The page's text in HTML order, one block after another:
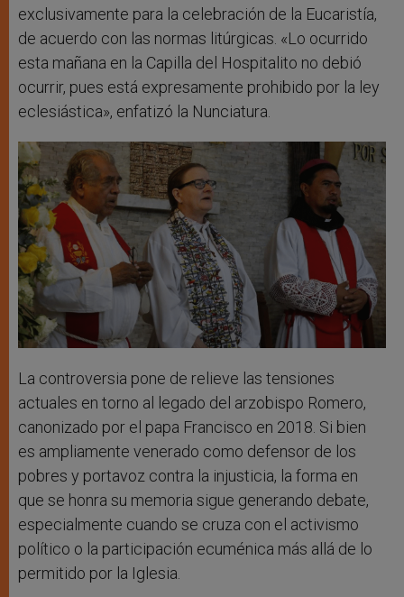
exclusivamente para la celebración de la Eucaristía,
de acuerdo con las normas litúrgicas. «Lo ocurrido
esta mañana en la Capilla del Hospitalito no debió
ocurrir, pues está expresamente prohibido por la ley
eclesiástica», enfatizó la Nunciatura.
La controversia pone de relieve las tensiones
actuales en torno al legado del arzobispo Romero,
canonizado por el papa Francisco en 2018. Si bien
es ampliamente venerado como defensor de los
pobres y portavoz contra la injusticia, la forma en
que se honra su memoria sigue generando debate,
especialmente cuando se cruza con el activismo
político o la participación ecuménica más allá de lo
permitido por la Iglesia.